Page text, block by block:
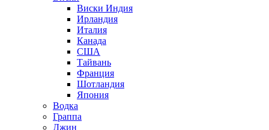
Виски Индия
Ирландия
Италия
Канада
США
Тайвань
Франция
Шотландия
Япония
Водка
Граппа
Джин